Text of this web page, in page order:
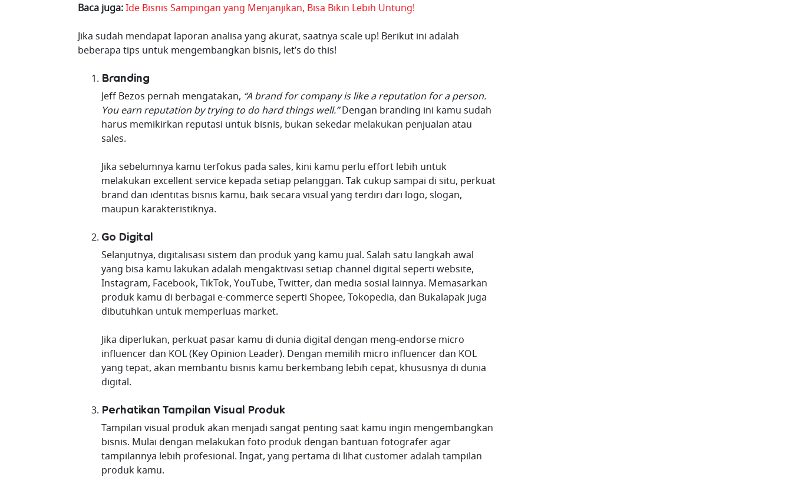
Baca juga:Ide Bisnis Sampingan yang Menjanjikan, Bisa Bikin Lebih Untung!
Jika sudah mendapat laporan analisa yang akurat, saatnya scale up! Berikut ini adalah
beberapa tips untuk mengembangkan bisnis, let’s do this!
Branding
Jeff Bezos pernah mengatakan, “A brand for company is like a reputation for a person.
You earn reputation by trying to do hard things well.”Dengan branding ini kamu sudah
harus memikirkan reputasi untuk bisnis, bukan sekedar melakukan penjualan atau
sales.
Jika sebelumnya kamu terfokus pada sales, kini kamu perlu effort lebih untuk
melakukan excellent service kepada setiap pelanggan. Tak cukup sampai di situ, perkuat
brand dan identitas bisnis kamu, baik secara visual yang terdiri dari logo, slogan,
maupun karakteristiknya.
Go Digital
Selanjutnya, digitalisasi sistem dan produk yang kamu jual. Salah satu langkah awal
yang bisa kamu lakukan adalah mengaktivasi setiap channel digital seperti website,
Instagram, Facebook, TikTok, YouTube, Twitter, dan media sosial lainnya. Memasarkan
produk kamu di berbagai e-commerce seperti Shopee, Tokopedia, dan Bukalapak juga
dibutuhkan untuk memperluas market.
Jika diperlukan, perkuat pasar kamu di dunia digital dengan meng-endorse micro
influencer dan KOL (Key Opinion Leader). Dengan memilih micro influencer dan KOL
yang tepat, akan membantu bisnis kamu berkembang lebih cepat, khususnya di dunia
digital.
Perhatikan Tampilan Visual Produk
Tampilan visual produk akan menjadi sangat penting saat kamu ingin mengembangkan
bisnis. Mulai dengan melakukan foto produk dengan bantuan fotografer agar
tampilannya lebih profesional. Ingat, yang pertama di lihat customer adalah tampilan
produk kamu.